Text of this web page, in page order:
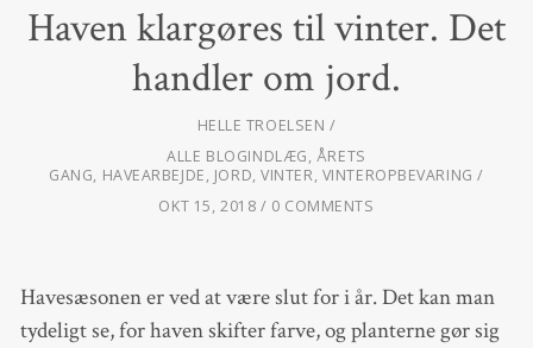
Haven klargøres til vinter. Det
handler om jord.
HELLE TROELSEN
ALLE BLOGINDLÆG, ÅRETS
GANG, HAVEARBEJDE, JORD,VINTER, VINTEROPBEVARING
OKT 15, 2018
0 COMMENTS
Havesæsonen er ved at være slut for i år. Det kan man
tydeligt se, for haven skifter farve, og planterne gør sig